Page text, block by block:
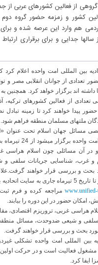
از فعالین کشورهای عربی از
کشور و زمزمه حضور گروه دوم
هم وارد این عرصه شده و
سالها جدایی و برای برقراری
بین المللی امت واحده اعلام
تعدادی از جوانان انقلابی مصر
اند برگزار خواهد کرد. همچنین به
تعدادی از فعالین کشورهای ترکیه،
حضور پیدا خواهند کرد تا زمینه
ملتهای مسلمان منطقه فراهم شود.
مسائل جهان اسلام تحت عنوان
اتحادیه بین المللی
در آن مسائلی چون اسلام هراسی
و غرب، شناسایی جریانات سلفی
بحث و بررسی قرار خواهند
این اردو باید حداکثر تا تاریخ 5 تیرماه جاری
www.unified- مراجعه کرده و فرم
امکان حضور در این دوره را بیابند.
هراسی غربی، تروریزم اقتصادی،
سلفی و شیعی ضدوحدت، مسائل منطقه
بحث و بررسی قرار خواهند گرفت.
بین المللی امت واحده تشکلی
مشغول فعالیت است و در حرکت
ایفا کرد.